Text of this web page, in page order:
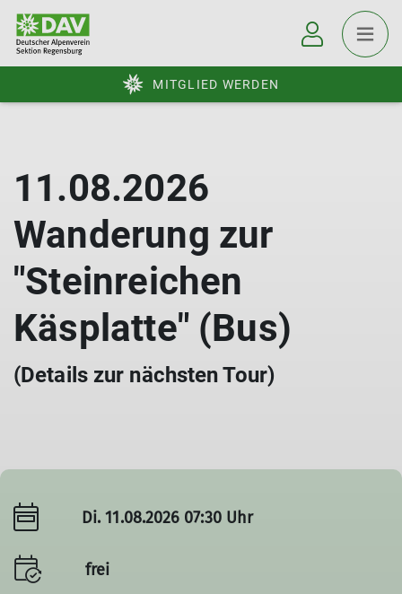
MITGLIED WERDEN
11.08.2026
Wanderung zur
"Steinreichen
Käsplatte" (Bus)
(Details zur nächsten Tour)
Di. 11.08.2026 07:30 Uhr
frei